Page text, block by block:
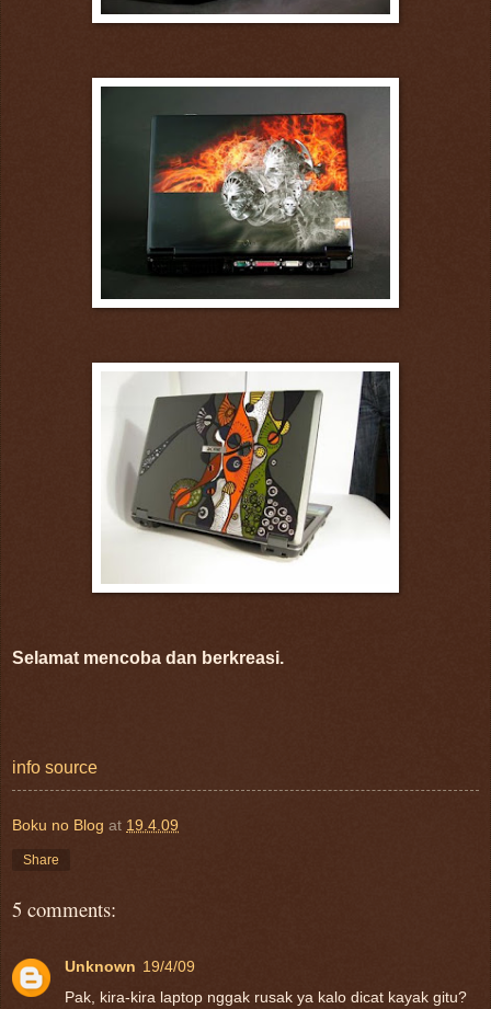
Selamat mencoba dan berkreasi.
info source
Boku no Blog at 19.4.09
Share
5 comments:
Unknown 19/4/09
Pak, kira-kira laptop nggak rusak ya kalo dicat kayak gitu?